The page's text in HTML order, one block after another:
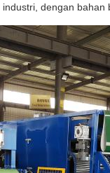
dengan